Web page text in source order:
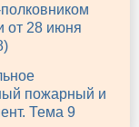
от 28 июня
пожарный и
Тема 9